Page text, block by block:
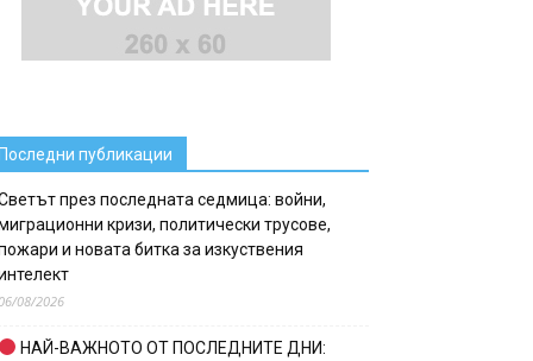
публикации
през последната седмица: войни,
кризи, политически трусове,
и новата битка за изкуствения
08/2026
НАЙ-ВАЖНОТО ОТ ПОСЛЕДНИТЕ ДНИ: